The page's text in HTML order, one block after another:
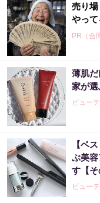
売り
やっ
PR（合
薄肌
家が
ビュー
【ベ
ぶ美
す【そ
ビュー